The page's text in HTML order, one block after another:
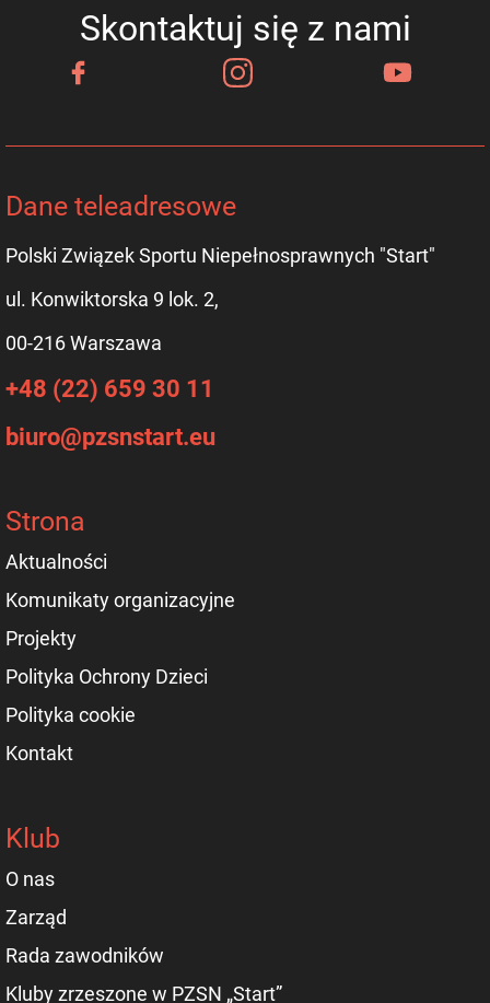
Skontaktuj się z nami
Dane teleadresowe
Polski Związek Sportu Niepełnosprawnych "Start"
ul. Konwiktorska 9 lok. 2,
00-216 Warszawa
+48 (22) 659 30 11
biuro@pzsnstart.eu
Strona
Aktualności
Komunikaty organizacyjne
Projekty
Polityka Ochrony Dzieci
Polityka cookie
Kontakt
Klub
O nas
Zarząd
Rada zawodników
Kluby zrzeszone w PZSN „Start”